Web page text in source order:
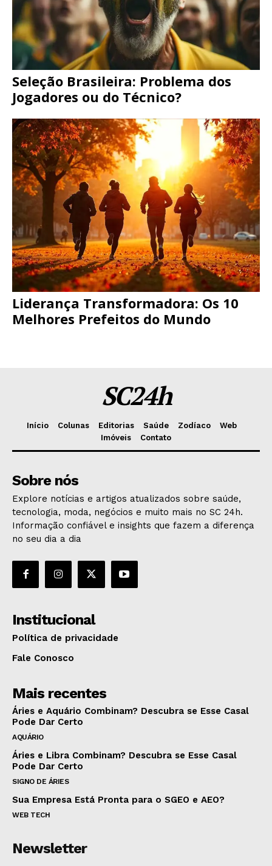
Seleção Brasileira: Problema dos
Jogadores ou do Técnico?
Liderança Transformadora: Os 10
Melhores Prefeitos do Mundo
SC24h
Início Colunas Editorias Saúde Zodíaco
Web
Imóveis
Contato
Sobre nós
Explore notícias e artigos atualizados sobre saúde,
tecnologia, moda, negócios e muito mais no SC 24h.
Informação confiável e insights que fazem a diferença
no seu dia a dia
Institucional
Política de privacidade
Fale Conosco
Mais recentes
Áries e Aquário Combinam? Descubra se Esse Casal
Pode Dar Certo
AQUÁRIO
Áries e Libra Combinam? Descubra se Esse Casal
Pode Dar Certo
SIGNO DE ÁRIES
Sua Empresa Está Pronta para o SGEO e AEO?
WEB TECH
Newsletter